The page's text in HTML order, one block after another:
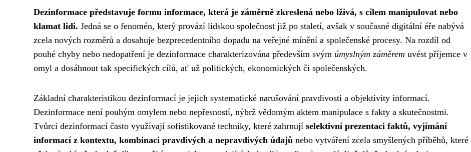
Dezinformace představuje formu informace, která je záměrně zkreslená nebo lživá, s cílem manipulovat nebo
klamat lidi. Jedná se o fenomén, který provází lidskou společnost již po staletí, avšak v současné digitální éře nabývá
zcela nových rozměrů a dosahuje bezprecedentního dopadu na veřejné mínění a společenské procesy. Na rozdíl od
pouhé chyby nebo nedopatření je dezinformace charakterizována především svým úmyslným záměrem uvést příjemce v
omyl a dosáhnout tak specifických cílů, ať už politických, ekonomických či společenských.
Základní charakteristikou dezinformací je jejich systematické narušování pravdivosti a objektivity informací.
Dezinformace není pouhým omylem nebo nepřesností, nýbrž vědomým aktem manipulace s fakty a skutečnostmi.
Tvůrci dezinformací často využívají sofistikované techniky, které zahrnují selektivní prezentaci faktů, vyjímání
informací z kontextu, kombinaci pravdivých a nepravdivých údajů nebo vytváření zcela smyšlených příběhů, které